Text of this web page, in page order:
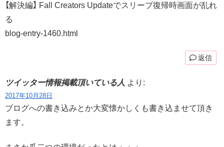
【解決編】 Fall Creators Updateでスリープ復帰時画面が乱れ
る
blog-entry-1460.html
返信
ツイッター情報掲載頂いている人 より:
2017年10月28日
ブログへの書き込みとか大変懐かしくも書き込ませて頂き
ます。